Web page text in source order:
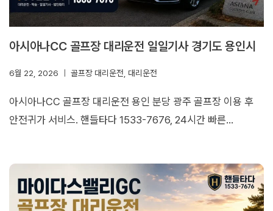
아시아나CC 골프장 대리운전 일일기사 경기도 용인시
6월 22, 2026 골프장 대리운전 대리운전
아시아나CC 골프장 대리운전 용인 분당 광주 골프장 이용 후
안전귀가 서비스. 핸들타다 1533-7676, 24시간 빠른…